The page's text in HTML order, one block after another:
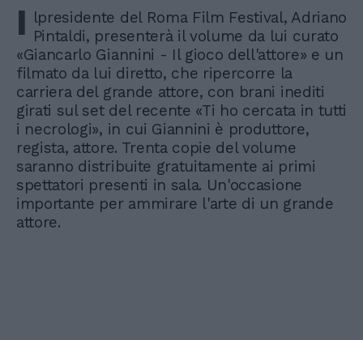
I lpresidente del Roma Film Festival, Adriano
Pintaldi, presenterà il volume da lui curato
«Giancarlo Giannini - Il gioco dell'attore» e un
filmato da lui diretto, che ripercorre la
carriera del grande attore, con brani inediti
girati sul set del recente «Ti ho cercata in tutti
i necrologi», in cui Giannini è produttore,
regista, attore. Trenta copie del volume
saranno distribuite gratuitamente ai primi
spettatori presenti in sala. Un'occasione
importante per ammirare l'arte di un grande
attore.